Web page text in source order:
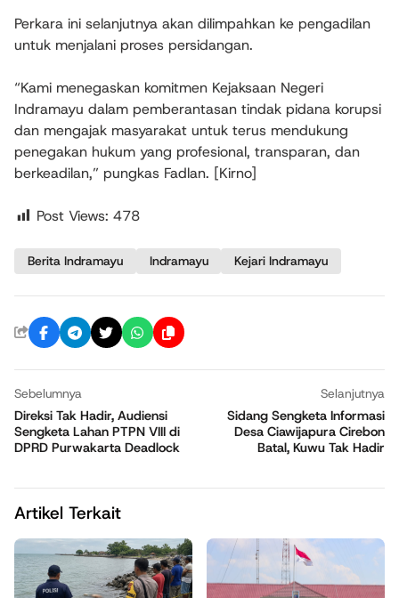
Perkara ini selanjutnya akan dilimpahkan ke pengadilan
untuk menjalani proses persidangan.
“Kami menegaskan komitmen Kejaksaan Negeri
Indramayu dalam pemberantasan tindak pidana korupsi
dan mengajak masyarakat untuk terus mendukung
penegakan hukum yang profesional, transparan, dan
berkeadilan,” pungkas Fadlan. [Kirno]
Post Views: 478
Berita Indramayu Indramayu Kejari Indramayu
Sebelumnya
Direksi Tak Hadir, Audiensi
Sengketa Lahan PTPN VIII di
DPRD Purwakarta Deadlock
Selanjutnya
Sidang Sengketa Informasi
Desa Ciawijapura Cirebon
Batal, Kuwu Tak Hadir
Artikel Terkait